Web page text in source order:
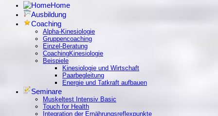
Home
Ausbildung
Coaching
Alpha-Kinesiologie
Gruppencoaching
Einzel-Beratung
CoachingKinesiologie
Beispiele
Kinesiologie und Wirtschaft
Paarbegleitung
Energie und Tatkraft aufbauen
Seminare
Muskeltest Intensiv Basic
Touch for Health
Integration der Ernährungsreflexpunkte